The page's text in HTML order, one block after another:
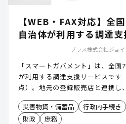
【WEB・FAX対応】全
自治体が利用する調達
プラス株式会社ジョ
「スマートガバメント」は、全国
が利用する調達支援サービスです
点）。​地元の登録販売店と連携し
達・管理業務を効率化。専用の
グ冊子を通じて簡単に選定・発注
災害物資・備蓄品 行政内手続き
財政
庶務